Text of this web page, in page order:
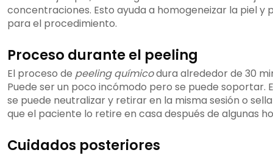
concentraciones. Esto ayuda a homogeneizar la piel y
para el procedimiento.
Proceso durante el peeling
El proceso de peeling químicodura alrededor de 30
Puede ser un poco incómodo pero se puede soportar.
se puede neutralizar y retirar en la misma sesión o
que el paciente lo retire en casa después de algunas
Cuidados posteriores